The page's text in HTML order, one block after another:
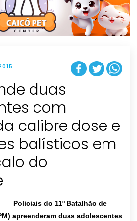
t
i
o
n
duas
com
calibre dose e
balísticos em
do
Policiais do 11º Batalhão de
apreenderam duas adolescentes